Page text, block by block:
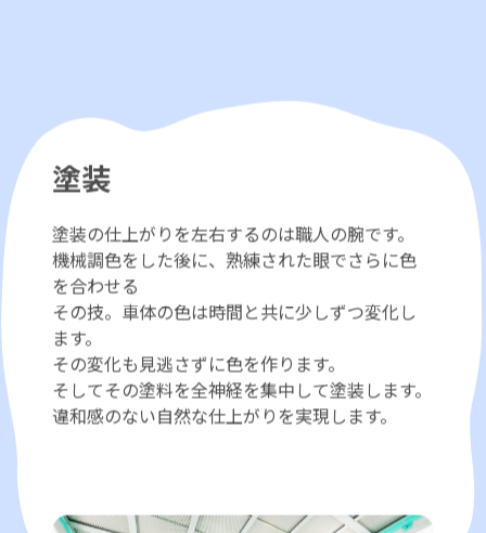
塗装の仕上がりを左右するのは職人の腕です。
機械調色をした後に、熟練された眼でさらに色
を合わせる
その技。車体の色は時間と共に少しずつ変化し
ます。
その変化も見逃さずに色を作ります。
そしてその塗料を全神経を集中して塗装します。